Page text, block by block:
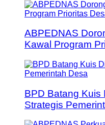
ABPEDNAS
Kawal Program
BPD Batang Kuis
Strategis